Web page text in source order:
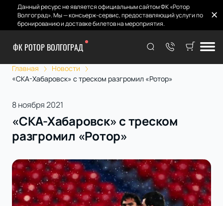
Данный ресурс не является официальным сайтом ФК «Ротор
Волгоград». Мы — консьерж-сервис, предоставляющий услуги по
бронированию и доставке билетов на мероприятия.
ФК РОТОР ВОЛГОГРАД
Главная
Новости
«СКА-Хабаровск» с треском разгромил «Ротор»
8 ноября 2021
«СКА-Хабаровск» с треском
разгромил «Ротор»